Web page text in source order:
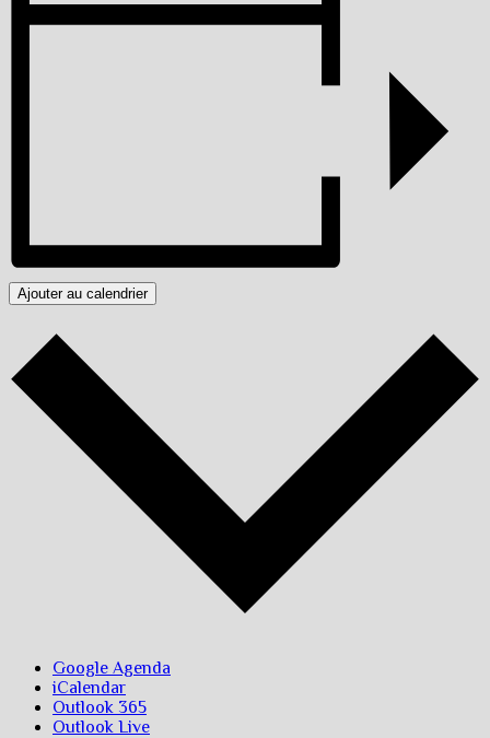
Ajouter au calendrier
Google Agenda
iCalendar
Outlook 365
Outlook Live